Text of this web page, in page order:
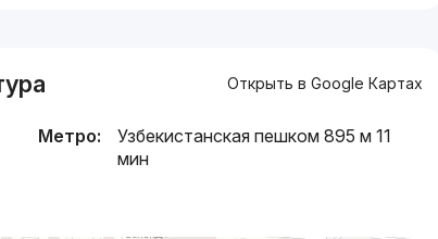
Открыть в Google Картах
Метро:
Узбекистанская пешком 895 м 11
мин